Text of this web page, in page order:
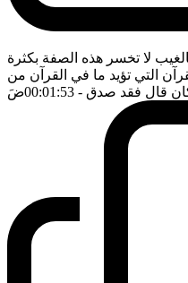
لا تخسر هذه الصفة بكثرة
التي تؤيد ما في القرآن من
قال فقد صدق - 00:01:53 ضَ